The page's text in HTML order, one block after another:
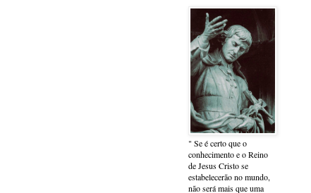
" Se é certo que o
conhecimento e o Reino
de Jesus Cristo se
estabelecerão no mundo,
não será mais que uma